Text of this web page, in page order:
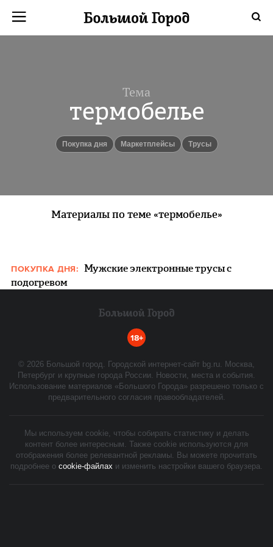
Тема
термобелье
Покупка дня маркетплейсы трусы
Материалы по теме «термобелье»
ПОКУПКА ДНЯ: Мужские электронные трусы с
подогревом
18+
© 2026 Большой город. Городской интернет-сайт bg.ru. Москва,
Петербург и крупные города России. Новости, места и события.
Использование материалов «Большого Города» разрешено только с
предварительного согласия правообладателей.
Мы используем cookie, чтобы собирать статистику и делать
контент более интересным. Также cookie используются для
отображения более релевантной рекламы. Вы можете прочитать
подробнее о cookie-файлах и изменить настройки вашего браузера.